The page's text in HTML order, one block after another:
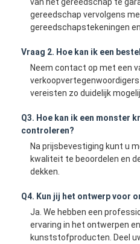
gereedschap vervolgens
gereedschapstekeningen
Vraag 2. Hoe kan ik een
Neem contact op met een
vereisten zo duidelijk
Q3. Hoe kan ik een monster
controleren?
Na prijsbevestiging kunt u
kwaliteit te beoordelen en
dekken.
Q4. Kun jij het ontwerp voor
Ja. We hebben een
ervaring in het ontwerpen
kunststofproducten. Deel